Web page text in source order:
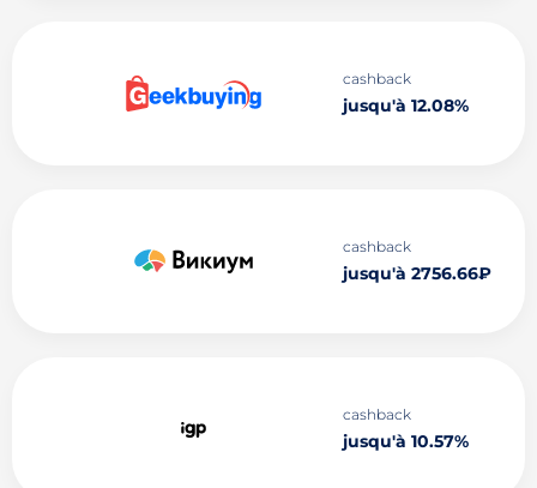
cashback
jusqu'à 12.08%
cashback
jusqu'à 2756.66₽
cashback
jusqu'à 10.57%